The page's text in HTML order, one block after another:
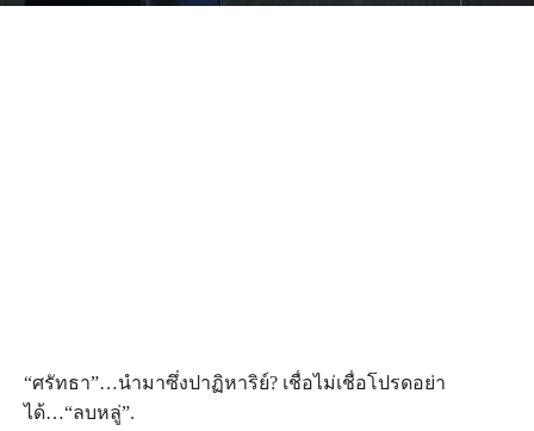
“ศรัทธา”…นำมาซึ่งปาฏิหาริย์? เชื่อไม่เชื่อโปรดอย่า
ได้…“ลบหลู่”.